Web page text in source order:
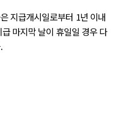
지급개시일로부터 1년 이내
마지막 날이 휴일일 경우 다